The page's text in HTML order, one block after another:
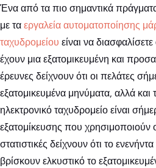
Ένα από τα πιο σημαντικά
με τα εργαλεία αυτοματοποίησης
ταχυδρομείου είναι να
έχουν μια εξατομικευμένη και
έρευνες δείχνουν ότι οι πελάτες
εξατομικευμένα μηνύματα, αλλά και
ηλεκτρονικό ταχυδρομείο είναι
εξατομίκευσης που χρησιμοποιούν
στατιστικές δείχνουν ότι το
βρίσκουν ελκυστικό το